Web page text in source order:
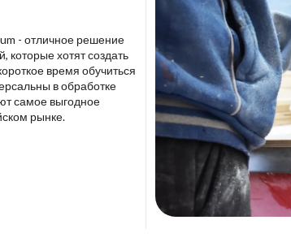
- отличное решение
хотят создать
время обучиться
в обработке
самое выгодное
рынке.